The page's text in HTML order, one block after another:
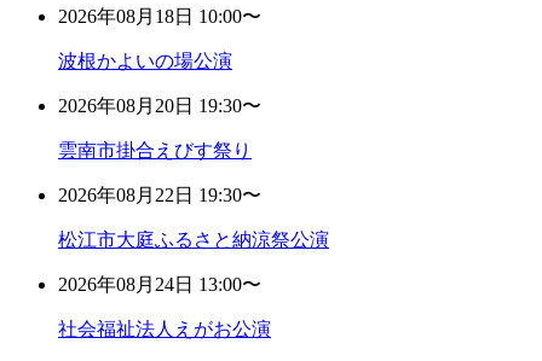
2026年08月18日 10:00〜
波根かよいの場公演
2026年08月20日 19:30〜
雲南市掛合えびす祭り
2026年08月22日 19:30〜
松江市大庭ふるさと納涼祭公演
2026年08月24日 13:00〜
社会福祉法人えがお公演